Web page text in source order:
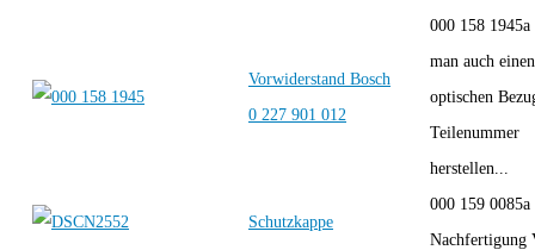
Vorwiderstand Bosch
0 227 901 012
000 158
man auch einen
optischen
Teilenummer
herstellen...
Schutzkappe
000 159 0085a
Nachfertigung